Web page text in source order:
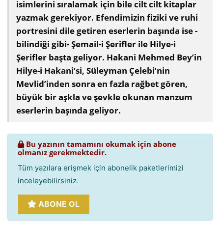
isimlerini sıralamak için bile cilt cilt kitaplar
yazmak gerekiyor. Efendimizin fiziki ve ruhi
portresini dile getiren eserlerin başında ise -
bilindiği gibi- Şemail-i Şerifler ile Hilye-i
Şerifler başta geliyor. Hakani Mehmed Bey’in
Hilye-i Hakani’si, Süleyman Çelebi’nin
Mevlid’inden sonra en fazla rağbet gören,
büyük bir aşkla ve şevkle okunan manzum
eserlerin başında geliyor.
Bu yazının tamamını okumak için abone
olmanız gerekmektedir.
Tüm yazılara erişmek için abonelik paketlerimizi
inceleyebilirsiniz.
ABONE OL